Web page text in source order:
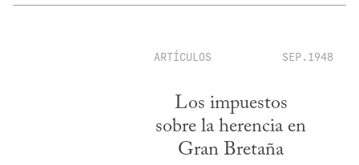
ARTÍCULOS SEP.1948
Los impuestos
sobre la herencia en
Gran Bretaña